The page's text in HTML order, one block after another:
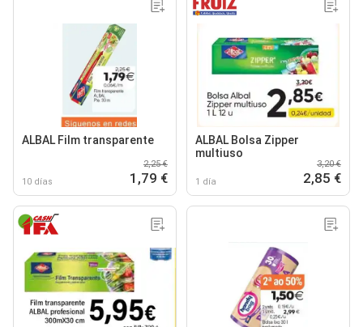
ALBAL Film transparente
10 días
2,25 €
1,79 €
ALBAL Bolsa Zipper
multiuso
1 día
3,20 €
2,85 €